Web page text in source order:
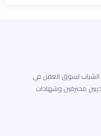
لسوق العمل في
محترفين وشهادات